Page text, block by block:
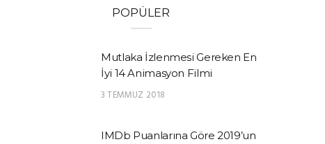
POPÜLER
Mutlaka İzlenmesi Gereken En
İyi 14 Animasyon Filmi
3 TEMMUZ 2018
IMDb Puanlarına Göre 2019’un